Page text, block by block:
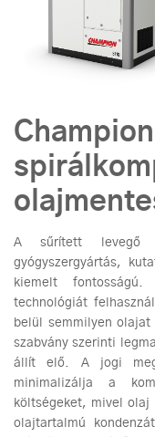
Champion
A sűrített levegő
gyógyszergyártás,
kiemelt
technológiát
belül semmilyen
szabvány szerinti
állít elő. A jogi
minimalizálja a
költségeket, mivel
olajtartalmú